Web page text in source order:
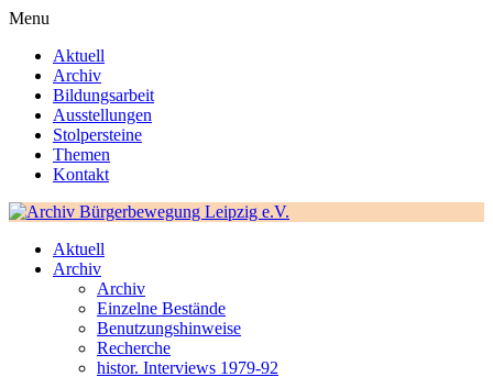
Menu
Aktuell
Archiv
Bildungsarbeit
Ausstellungen
Stolpersteine
Themen
Kontakt
Aktuell
Archiv
Archiv
Einzelne Bestände
Benutzungshinweise
Recherche
histor. Interviews 1979-92